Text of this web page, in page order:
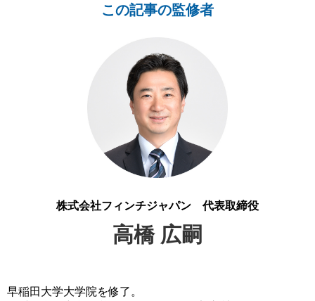
この記事の監修者
株式会社フィンチジャパン 代表取締役
高橋 広嗣
早稲田大学大学院を修了。